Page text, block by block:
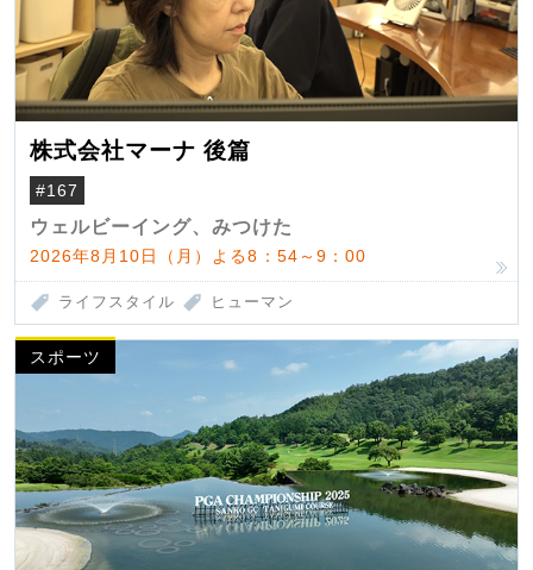
株式会社マーナ 後篇
#167
ウェルビーイング、みつけた
2026年8月10日（月）よる8：54～9：00
ライフスタイル ヒューマン
スポーツ